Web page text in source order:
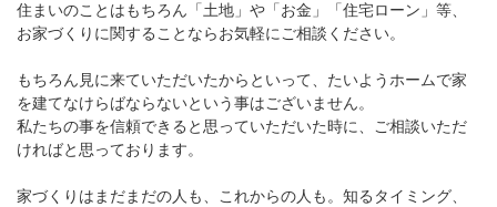
住まいのことはもちろん「土地」や「お金」「住宅ローン」等、
お家づくりに関することならお気軽にご相談ください。
もちろん見に来ていただいたからといって、たいようホームで家
を建てなけらばならないという事はございません。
私たちの事を信頼できると思っていただいた時に、ご相談いただ
ければと思っております。
家づくりはまだまだの人も、これからの人も。知るタイミング、